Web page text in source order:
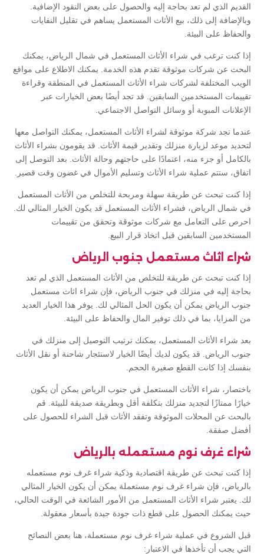
القديم الذي لم تعد بحاجة إليه والحصول على بعض النقود الإضافية.
وبالإضافة إلى ذلك، بيع الأثاث المستعمل يساهم في تقليل النفايات
والحفاظ على البيئة.
إذا كنت ترغب في شراء الأثاث المستعمل في شمال الرياض، يمكنك
البحث عن شركات موثوقة تقدم هذه الخدمة. يمكنك الاطلاع على مواقع
الويب المختلفة لشركات شراء الأثاث المستعمل في المنطقة وقراءة
تقييمات المستخدمين السابقين. قد تجد أيضًا بعض الخيارات عبر
الإعلانات المبوبة أو وسائل التواصل الاجتماعي.
عندما تجد شركة موثوقة لشراء الأثاث المستعمل، يمكنك التواصل معها
لتحديد موعد لزيارة منزلك وتقدير قيمة الأثاث. قد يقومون بشراء الأثاث
بالكامل أو جزء منه، اعتمادًا على حاجتهم وحالة الأثاث. بعد التوصل إلى
اتفاق، ستتم عملية شراء الأثاث وتسليم الأموال في غضون وقت قصير.
إذا كنت تبحث عن طريقة سهلة ومربحة للتخلص من الأثاث المستعمل
في شمال الرياض، فشراء الأثاث المستعمل قد يكون الخيار المثالي لك.
احرص على التعامل مع شركات موثوقة وتحقق من تقييمات
المستخدمين السابقين قبل اتخاذ قرار البيع.
شراء اثاث مستعمل جنوب الرياض
إذا كنت تبحث عن طريقة للتخلص من الأثاث المستعمل الذي لم تعد
بحاجة إليه في منزلك في جنوب الرياض، فإن شراء اثاث مستعمل
جنوب الرياض يمكن أن يكون الحل المثالي لك. يوفر هذا الخيار العديد
من المزايا، بما في ذلك توفير المال والحفاظ على البيئة.
بعد شراء الأثاث المستعمل، يمكنك ترتيب التوصيل إلى منزلك في
جنوب الرياض. قد يكون لديك أيضًا الخيار لاستئجار شاحنة أو نقل الأثاث
بنفسك إذا كانت القطع صغيرة الحجم.
باختصار، شراء الأثاث المستعمل في جنوب الرياض يمكن أن يكون
خيارًا ممتازًا لتجديد منزلك بتكلفة أقل وبطريقة صديقة للبيئة. قم
بالبحث عن المحلات الموثوقة وتفقد الأثاث قبل الشراء للحصول على
أفضل صفقة.
شراء غرف نوم مستعمله بالرياض
إذا كنت تبحث عن طريقة اقتصادية وذكية شراء غرف نوم مستعمله
بالرياض، فإن شراء غرف نوم مستعملة يمكن أن يكون الخيار المثالي
لك. يعتبر شراء الأثاث المستعمل من الأمور الشائعة في الوقت الحالي،
حيث يمكنك الحصول على قطع ذات جودة جيدة بأسعار معقولة.
قبل الشروع في عملية شراء غرف نوم مستعملة، هنا بعض النصائح
التي يجب أن تأخذها في الاعتبار: